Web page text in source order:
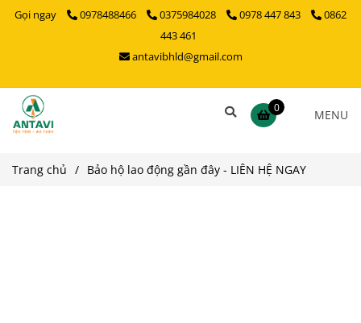
Gọi ngay 0978488466 0375984028 0978 447 843
0862
443 461
antavibhld@gmail.com
0 MENU
Trang chủ / Bảo hộ lao động gần đây - LIÊN HỆ NGAY